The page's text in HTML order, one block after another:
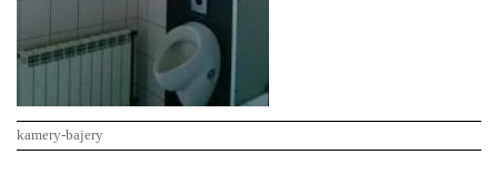
kamery-bajery